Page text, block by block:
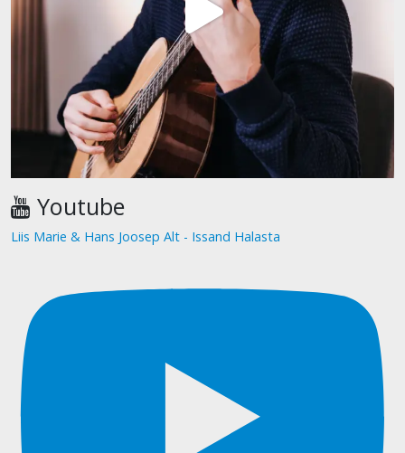
Youtube
Liis Marie & Hans Joosep Alt - Issand Halasta